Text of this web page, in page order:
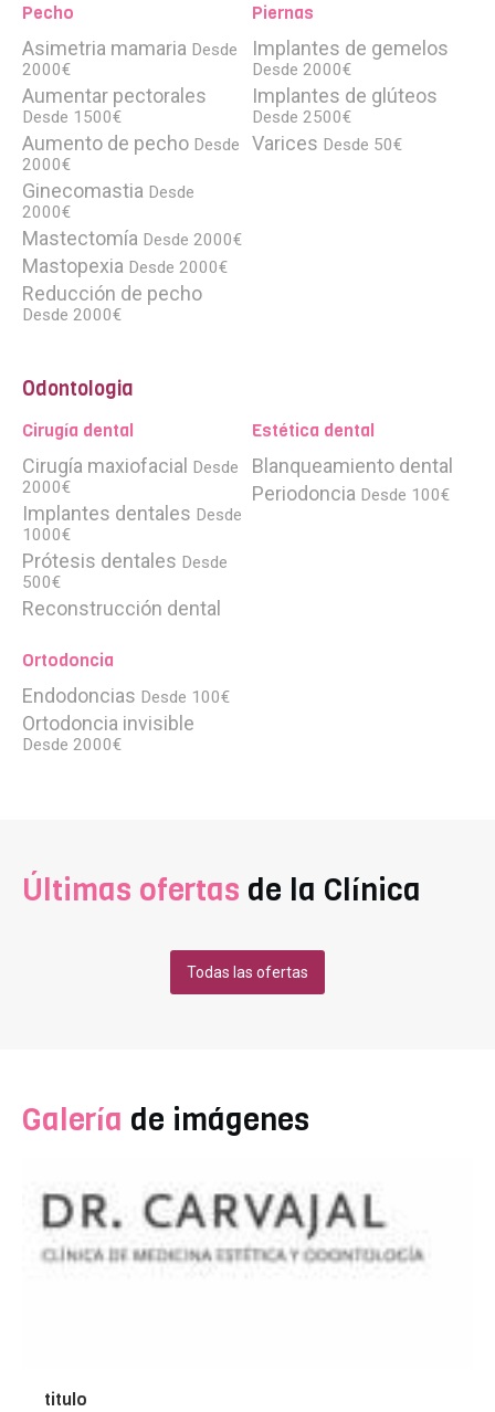
Pecho
Asimetria mamaria Desde
2000€
Aumentar pectorales
Desde 1500€
Aumento de pecho Desde
2000€
Ginecomastia Desde
2000€
Mastectomía Desde 2000€
Mastopexia Desde 2000€
Reducción de pecho
Desde 2000€
Piernas
Implantes de gemelos
Desde 2000€
Implantes de glúteos
Desde 2500€
Varices Desde 50€
Odontologia
Cirugía dental
Cirugía maxiofacial
Desde
2000€
Implantes dentales Desde
1000€
Prótesis dentales Desde
500€
Reconstrucción dental
Estética dental
Blanqueamiento dental
Periodoncia Desde 100€
Ortodoncia
Endodoncias Desde 100€
Ortodoncia invisible
Desde 2000€
Últimas ofertas de la Clínica
Todas las ofertas
Galería de imágenes
titulo